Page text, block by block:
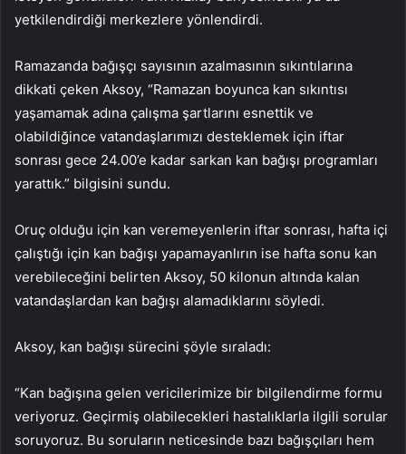
yetkilendirdiği merkezlere yönlendirdi.
Ramazanda bağışçı sayısının azalmasının sıkıntılarına
dikkati çeken Aksoy, “Ramazan boyunca kan sıkıntısı
yaşamamak adına çalışma şartlarını esnettik ve
olabildiğince vatandaşlarımızı desteklemek için iftar
sonrası gece 24.00’e kadar sarkan kan bağışı programları
yarattık.” bilgisini sundu.
Oruç olduğu için kan veremeyenlerin iftar sonrası, hafta içi
çalıştığı için kan bağışı yapamayanlırın ise hafta sonu kan
verebileceğini belirten Aksoy, 50 kilonun altında kalan
vatandaşlardan kan bağışı alamadıklarını söyledi.
Aksoy, kan bağışı sürecini şöyle sıraladı:
“Kan bağışına gelen vericilerimize bir bilgilendirme formu
veriyoruz. Geçirmiş olabilecekleri hastalıklarla ilgili sorular
soruyoruz. Bu soruların neticesinde bazı bağışçıları hem